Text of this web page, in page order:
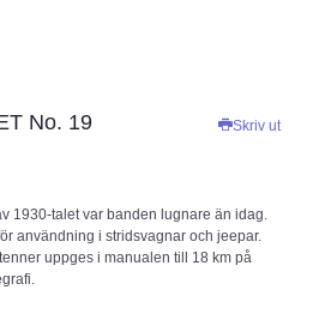
Skriv ut
No. 19
1930-talet var banden lugnare än idag.
användning i stridsvagnar och jeepar.
uppges i manualen till 18 km på